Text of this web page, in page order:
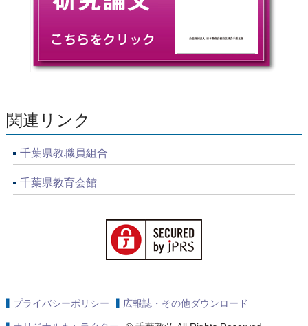
関連リンク
千葉県教職員組合
千葉県教育会館
プライバシーポリシー 広報誌・その他ダウンロード